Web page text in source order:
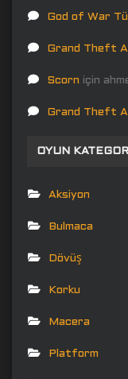
God of War
Grand Theft
Scorn için
Grand Theft
OYUN
Aksiyon
Bulmaca
Dövüş
Korku
Macera
Platform